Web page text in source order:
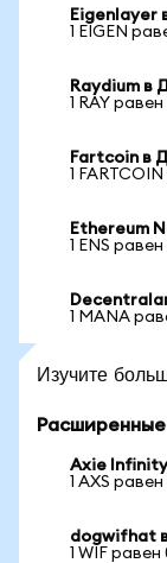
1 EIGEN
Raydium
1 RAY
Fartcoin в
1
Ethereum
1 ENS
1 MANA
Изучите
Axie Infinity
1 AXS
dogwifhat
1 WIF